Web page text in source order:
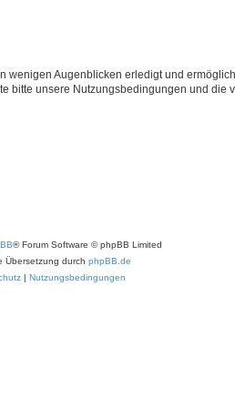
Augenblicken erledigt und
unsere Nutzungsbedingungen und die
® Forum Software © phpBB Limited
Übersetzung durch phpBB.de
| Nutzungsbedingungen